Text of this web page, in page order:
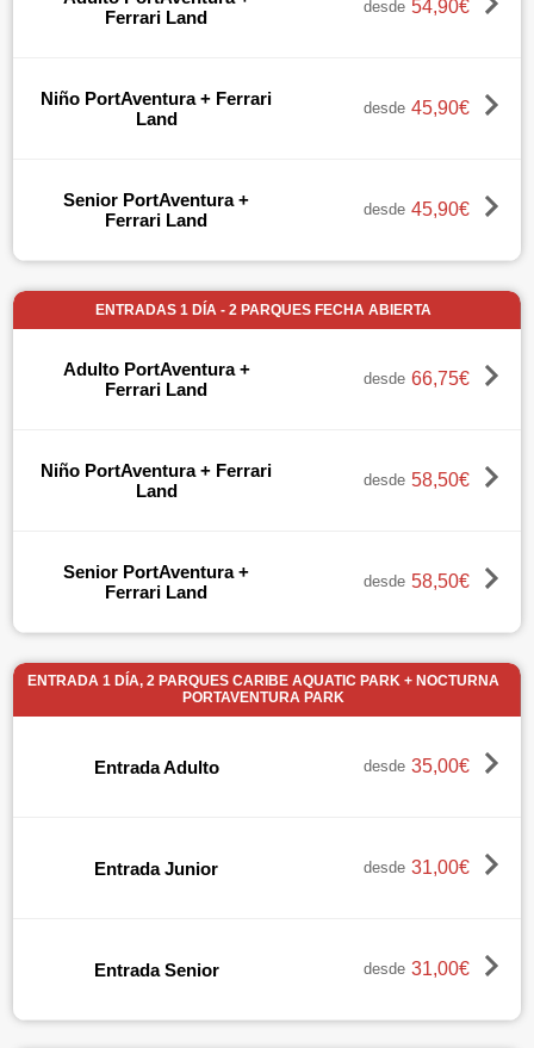
Ferrari Land
desde 54,90€
Niño PortAventura + Ferrari
Land
desde 45,90€
Senior PortAventura +
Ferrari Land
desde 45,90€
ENTRADAS 1 DÍA - 2 PARQUES FECHA ABIERTA
Adulto PortAventura +
Ferrari Land
desde 66,75€
Niño PortAventura + Ferrari
Land
desde 58,50€
Senior PortAventura +
Ferrari Land
desde 58,50€
ENTRADA 1 DÍA, 2 PARQUES CARIBE AQUATIC PARK + NOCTURNA
PORTAVENTURA PARK
Entrada Adulto desde 35,00€
Entrada Junior desde 31,00€
Entrada Senior desde 31,00€